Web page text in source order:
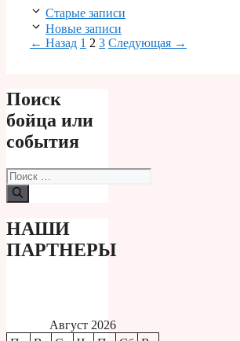
Старые записи
Новые записи
← Назад Страница
1 Страница
2 Страница
3 Следующая →
Поиск
бойца или
события
Поиск:
НАШИ
ПАРТНЕРЫ
Август 2026